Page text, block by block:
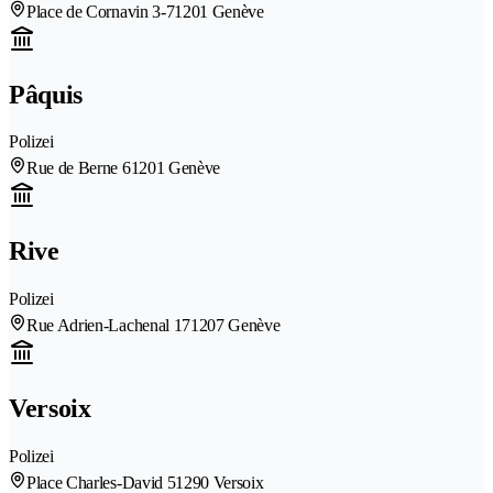
Place de Cornavin 3-71201 Genève
Pâquis
Polizei
Rue de Berne 61201 Genève
Rive
Polizei
Rue Adrien-Lachenal 171207 Genève
Versoix
Polizei
Place Charles-David 51290 Versoix